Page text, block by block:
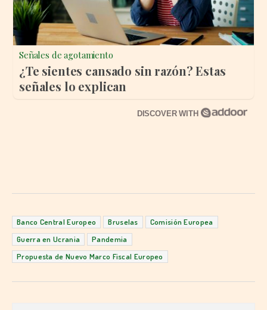
Señales de agotamiento
¿Te sientes cansado sin razón? Estas
señales lo explican
DISCOVER WITH
Banco Central Europeo Bruselas
Comisión Europea
Guerra en Ucrania
Pandemia
Propuesta de Nuevo Marco Fiscal Europeo